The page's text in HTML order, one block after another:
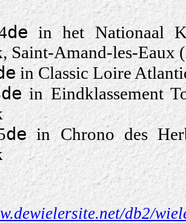
dein het Nationaal
Saint-Amand-les-Eaux
in Classic Loire
dein Eindklassement
dein Chrono des
db2/